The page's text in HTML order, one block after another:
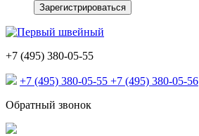
+7 (495) 380-05-55
+7 (495) 380-05-55 +7 (495) 380-05-56
Обратный звонок